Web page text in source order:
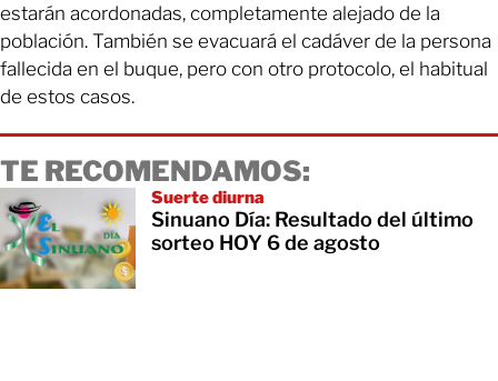
estarán acordonadas, completamente alejado de la
población. También se evacuará el cadáver de la persona
fallecida en el buque, pero con otro protocolo, el habitual
de estos casos.
TE RECOMENDAMOS:
Suerte diurna
Sinuano Día: Resultado del último
sorteo HOY 6 de agosto